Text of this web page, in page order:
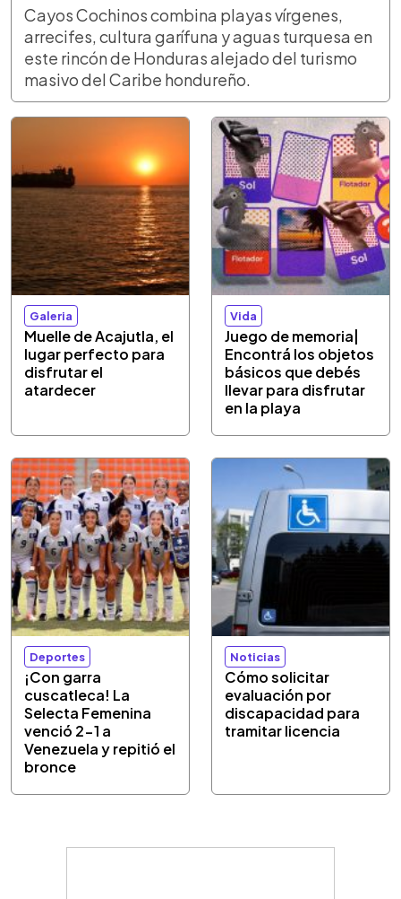
Cayos Cochinos combina playas vírgenes,
arrecifes, cultura garífuna y aguas turquesa en
este rincón de Honduras alejado del turismo
masivo del Caribe hondureño.
Galeria
Muelle de Acajutla, el
lugar perfecto para
disfrutar el
atardecer
Vida
Juego de memoria|
Encontrá los objetos
básicos que debés
llevar para disfrutar
en la playa
Deportes
¡Con garra
cuscatleca! La
Selecta Femenina
venció 2-1 a
Venezuela y repitió el
bronce
Noticias
Cómo solicitar
evaluación por
discapacidad para
tramitar licencia